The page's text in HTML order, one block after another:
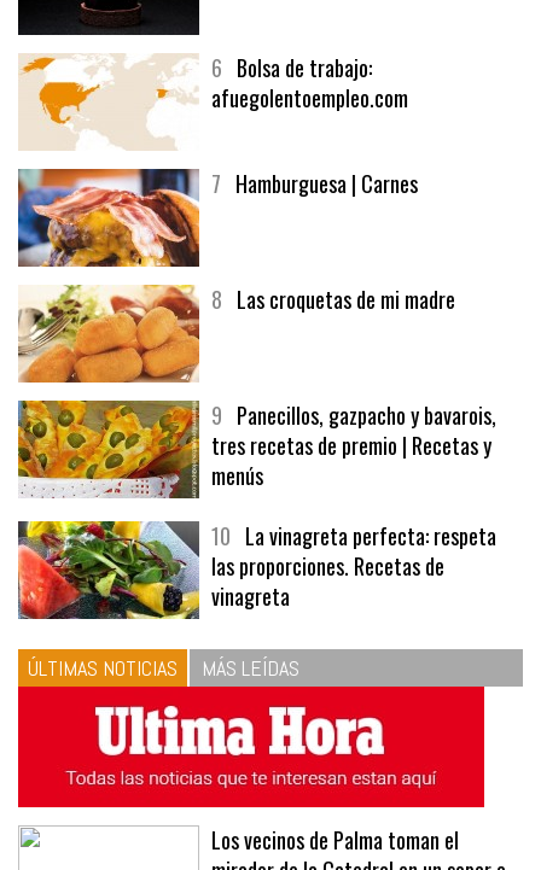
6Bolsa de trabajo:
9Panecillos, gazpacho y bavarois,
tres recetas de premio | Recetas y
menús
10La vinagreta perfecta: respeta
las proporciones. Recetas de
vinagreta
ÚLTIMAS NOTICIAS MÁS LEÍDAS